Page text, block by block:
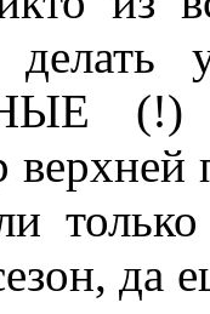
(!)
да